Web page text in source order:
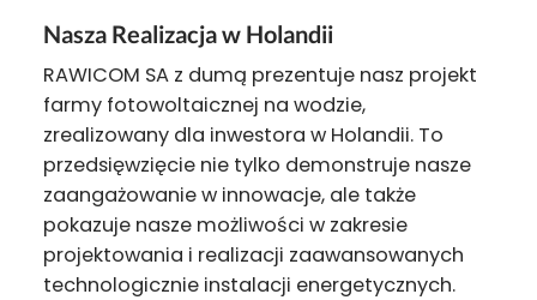
Nasza Realizacja w Holandii
RAWICOM SA z dumą prezentuje nasz projekt
farmy fotowoltaicznej na wodzie,
zrealizowany dla inwestora w Holandii. To
przedsięwzięcie nie tylko demonstruje nasze
zaangażowanie w innowacje, ale także
pokazuje nasze możliwości w zakresie
projektowania i realizacji zaawansowanych
technologicznie instalacji energetycznych.